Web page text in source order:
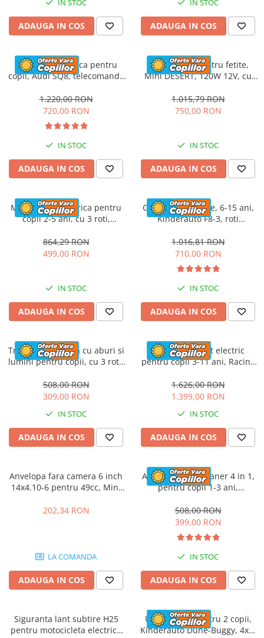
IN STOC
ADAUGA IN COS
IN STOC
ADAUGA IN COS
Masinuta electrica pentru
copii, Audi SQ8, telecomanda
12V, echipare standard, gri
1.220,00 RON
720,00 RON
IN STOC
ADAUGA IN COS
ATV electric pentru fetite,
Mini DESERT, 120W 12V, cu
player, bluetooth, roz
1.015,79 RON
750,00 RON
IN STOC
ADAUGA IN COS
Motocicleta electrica pentru
copii 2-5 ani, cu 3 roti,
12V 7Ah, Roz
864,29 RON
499,00 RON
IN STOC
ADAUGA IN COS
GO Kart cu pedale, 6-15 ani,
Kinderauto F8-3, roti
rosu
1.016,81 RON
710,00 RON
IN STOC
ADAUGA IN COS
Trotineta electrica cu aburi si
lumini pentru copii, cu 3 roti,
30W, 6V 4.5Ah, roz
508,00 RON
309,00 RON
IN STOC
ADAUGA IN COS
Masinuta - Kart electric
pentru copii 3-11 ani, Racing
music player, drift, galben
1.626,00 RON
1.399,00 RON
IN STOC
ADAUGA IN COS
Anvelopa fara camera 6 inch
14x4.10-6 pentru 49cc, Mini
202,34 RON
LA COMANDA
ADAUGA IN COS
ATV electric cu maner 4 in 1,
pentru copii 1-3 ani,
telecomanda, premium, rosu
508,00 RON
399,00 RON
IN STOC
ADAUGA IN COS
Siguranta lant subtire H25
pentru motocicleta electrica
UTV electric pentru 2 copii,
Kinderauto Dune-Buggy, 4x4,